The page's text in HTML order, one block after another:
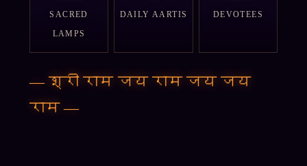
SACRED
LAMPS
DAILY AARTIS DEVOTEES
—श्री राम जय राम जय जय
राम—